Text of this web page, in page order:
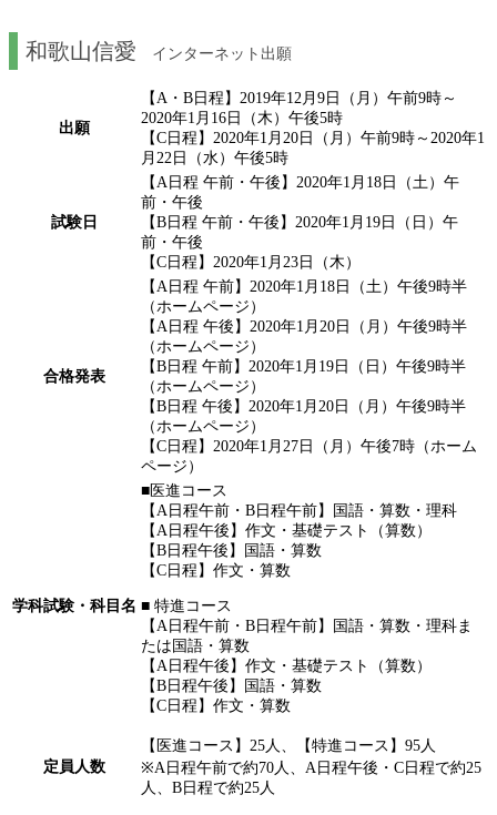
和歌山信愛 インターネット出願
出願
【A・B日程】2019年12月9日（月）午前9時～
2020年1月16日（木）午後5時
【C日程】2020年1月20日（月）午前9時～2020年1
月22日（水）午後5時
試験日
【A日程 午前・午後】2020年1月18日（土）午
前・午後
【B日程 午前・午後】2020年1月19日（日）午
前・午後
【C日程】2020年1月23日（木）
合格発表
【A日程 午前】2020年1月18日（土）午後9時半
（ホームページ）
【A日程 午後】2020年1月20日（月）午後9時半
（ホームページ）
【B日程 午前】2020年1月19日（日）午後9時半
（ホームページ）
【B日程 午後】2020年1月20日（月）午後9時半
（ホームページ）
【C日程】2020年1月27日（月）午後7時（ホーム
ページ）
学科試験・科目名
■医進コース
【A日程午前・B日程午前】国語・算数・理科
【A日程午後】作文・基礎テスト（算数）
【B日程午後】国語・算数
【C日程】作文・算数
■ 特進コース
【A日程午前・B日程午前】国語・算数・理科ま
たは国語・算数
【A日程午後】作文・基礎テスト（算数）
【B日程午後】国語・算数
【C日程】作文・算数
定員人数
【医進コース】25人、【特進コース】95人
※A日程午前で約70人、A日程午後・C日程で約25
人、B日程で約25人